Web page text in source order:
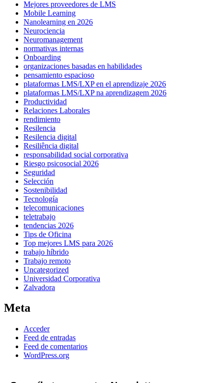
Mejores proveedores de LMS
Mobile Learning
Nanolearning en 2026
Neurociencia
Neuromanagement
normativas internas
Onboarding
organizaciones basadas en habilidades
pensamiento espacioso
plataformas LMS/LXP en el aprendizaje 2026
plataformas LMS/LXP na aprendizagem 2026
Productividad
Relaciones Laborales
rendimiento
Resilencia
Resilencia digital
Resiliência digital
responsabilidad social corporativa
Riesgo psicosocial 2026
Seguridad
Selección
Sostenibilidad
Tecnología
telecomunicaciones
teletrabajo
tendencias 2026
Tips de Oficina
Top mejores LMS para 2026
trabajo híbrido
Trabajo remoto
Uncategorized
Universidad Corporativa
Zalvadora
Meta
Acceder
Feed de entradas
Feed de comentarios
WordPress.org